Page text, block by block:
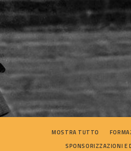
CONTATTI
LAVORA CON NOI
NEWS
SEARCH
MOSTRA TUTTO
SPONSORIZZAZIONI E